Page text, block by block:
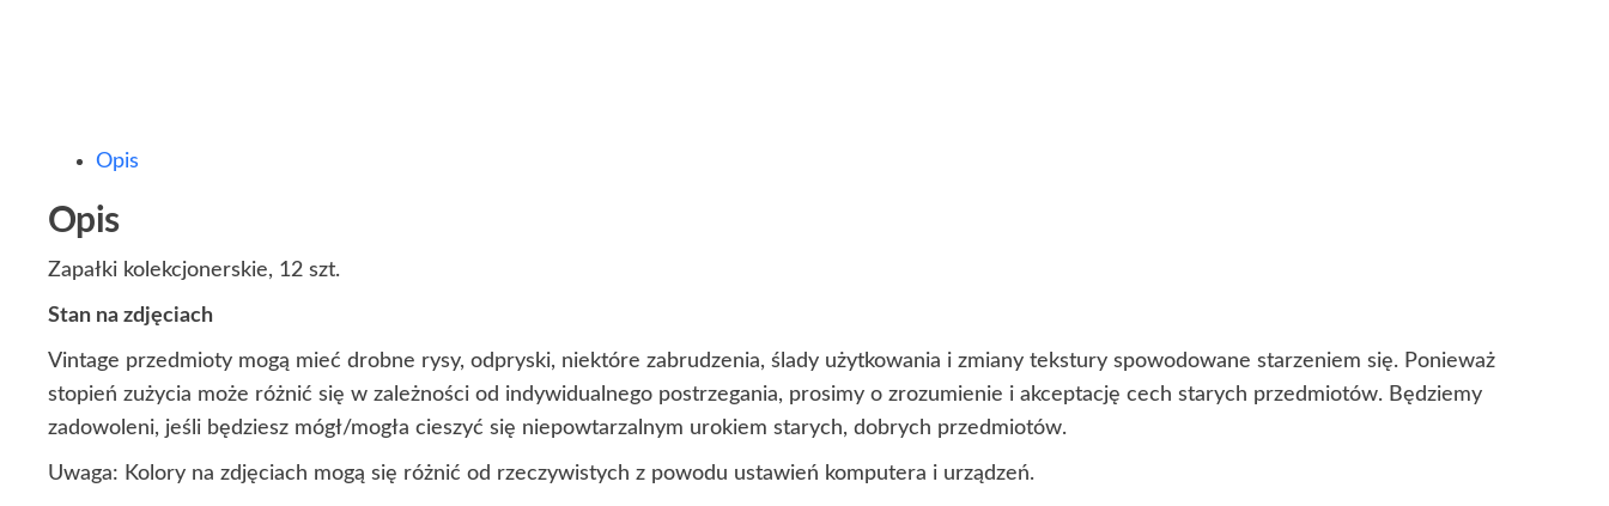
Opis
Opis
Zapałki kolekcjonerskie, 12 szt.
Stan na zdjęciach
Vintage przedmioty mogą mieć drobne rysy, odpryski, niektóre zabrudzenia, ślady użytkowania i zmiany tekstury spowodowane starzeniem się. Ponieważ
stopień zużycia może różnić się w zależności od indywidualnego postrzegania, prosimy o zrozumienie i akceptację cech starych przedmiotów. Będziemy
zadowoleni, jeśli będziesz mógł/mogła cieszyć się niepowtarzalnym urokiem starych, dobrych przedmiotów.
Uwaga: Kolory na zdjęciach mogą się różnić od rzeczywistych z powodu ustawień komputera i urządzeń.